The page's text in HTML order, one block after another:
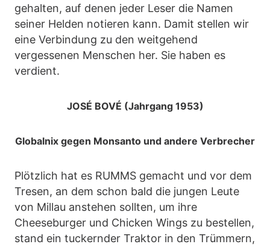
gehalten, auf denen jeder Leser die Namen
seiner Helden notieren kann. Damit stellen wir
eine Verbindung zu den weitgehend
vergessenen Menschen her. Sie haben es
verdient.
JOSÉ BOVÉ (Jahrgang 1953)
Globalnix gegen Monsanto und andere Verbrecher
Plötzlich hat es RUMMS gemacht und vor dem
Tresen, an dem schon bald die jungen Leute
von Millau anstehen sollten, um ihre
Cheeseburger und Chicken Wings zu bestellen,
stand ein tuckernder Traktor in den Trümmern,